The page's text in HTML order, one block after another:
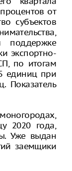
от
субъектов
поддержке
экспортно-
по итогам
единиц при
Показатель
2020 года,
Уже выдан
заемщики